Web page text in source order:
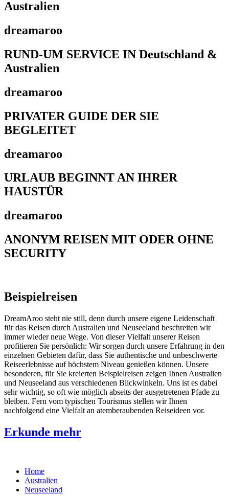
Australien
dreamaroo
RUND-UM SERVICE IN Deutschland &
Australien
dreamaroo
PRIVATER GUIDE DER SIE
BEGLEITET
dreamaroo
URLAUB BEGINNT AN IHRER
HAUSTÜR
dreamaroo
ANONYM REISEN MIT ODER OHNE
SECURITY
Beispielreisen
DreamAroo steht nie still, denn durch unsere eigene Leidenschaft
für das Reisen durch Australien und Neuseeland beschreiten wir
immer wieder neue Wege. Von dieser Vielfalt unserer Reisen
profitieren Sie persönlich: Wir sorgen durch unsere Erfahrung in den
einzelnen Gebieten dafür, dass Sie authentische und unbeschwerte
Reiseerlebnisse auf höchstem Niveau genießen können. Unsere
besonderen, für Sie kreierten Beispielreisen zeigen Ihnen Australien
und Neuseeland aus verschiedenen Blickwinkeln. Uns ist es dabei
sehr wichtig, so oft wie möglich abseits der ausgetretenen Pfade zu
bleiben. Fern vom typischen Tourismus stellen wir Ihnen
nachfolgend eine Vielfalt an atemberaubenden Reiseideen vor.
Erkunde mehr
Home
Australien
Neuseeland